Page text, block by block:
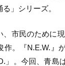
」シリーズ。
、市民のために
作。『N.E.W.』
」。今回、青島